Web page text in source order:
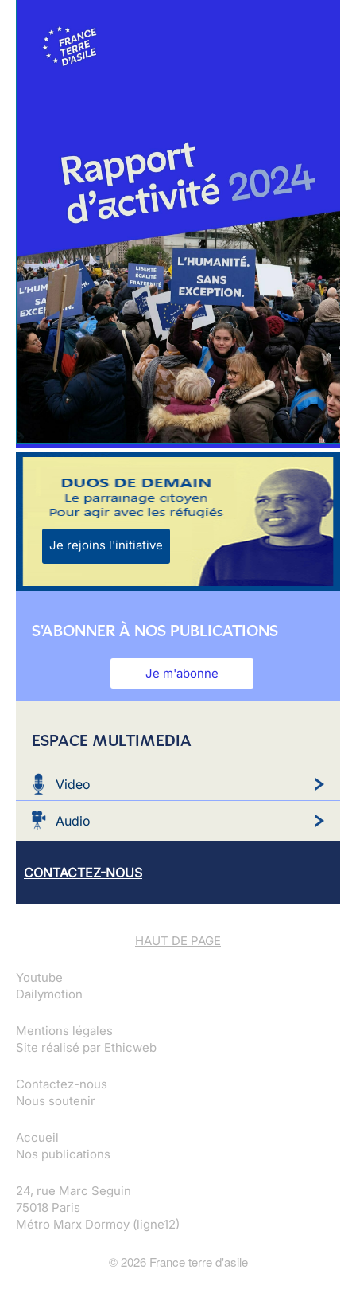
Je rejoins l'initiative
S'ABONNER À NOS PUBLICATIONS
Je m'abonne
ESPACE MULTIMEDIA
Video
Audio
CONTACTEZ-NOUS
HAUT DE PAGE
Youtube
Dailymotion
Mentions légales
Site réalisé par Ethicweb
Contactez-nous
Nous soutenir
Accueil
Nos publications
24, rue Marc Seguin
75018 Paris
Métro Marx Dormoy (ligne12)
©2026France terre d'asile